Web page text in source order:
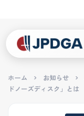
ホーム > お知らせ >
ドノーズディスク」とは